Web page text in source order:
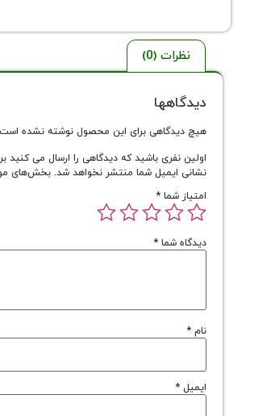
نظرات (0)
دیدگاهها
هیچ دیدگاهی برای این محصول نوشته نشده
اولین نفری باشید که دیدگاهی را ارسال می کنید
نشانی ایمیل شما منتشر نخواهد شد. بخش‌های
امتیاز شما *
دیدگاه شما *
نام *
ایمیل *